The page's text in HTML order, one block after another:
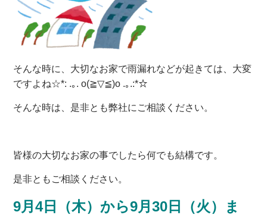
そんな時に、大切なお家で雨漏れなどが起きては、大変
ですよね☆*: .｡. o(≧▽≦)o .｡.:*☆
そんな時は、是非とも弊社にご相談ください。
皆様の大切なお家の事でしたら何でも結構です。
是非ともご相談ください。
9月4日（木）から9月30日（火）ま